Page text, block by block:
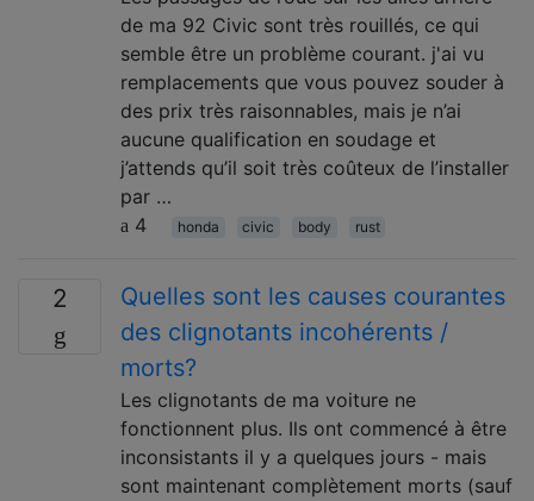
de ma 92 Civic sont très rouillés, ce qui
semble être un problème courant. j'ai vu
remplacements que vous pouvez souder à
des prix très raisonnables, mais je n’ai
aucune qualification en soudage et
j’attends qu’il soit très coûteux de l’installer
par …
4
honda civic body rust
2
Quelles sont les causes courantes
des clignotants incohérents /
morts?
Les clignotants de ma voiture ne
fonctionnent plus. Ils ont commencé à être
inconsistants il y a quelques jours - mais
sont maintenant complètement morts (sauf